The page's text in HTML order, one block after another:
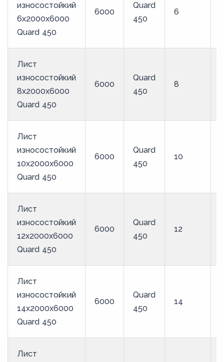
износостойкий
6x2000x6000
Quard 450
6000
Quard
450
6
Лист
износостойкий
8x2000x6000
Quard 450
6000
Quard
450
8
Лист
износостойкий
10x2000x6000
Quard 450
6000
Quard
450
10
Лист
износостойкий
12x2000x6000
Quard 450
6000
Quard
450
12
Лист
износостойкий
14x2000x6000
Quard 450
6000
Quard
450
14
Лист